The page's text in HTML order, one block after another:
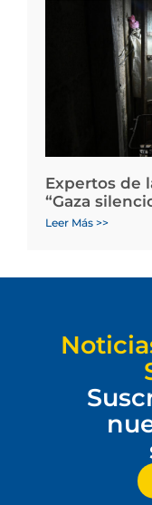
Expertos de
“Gaza
Leer Más >>